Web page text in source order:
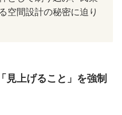
空間設計の秘密に迫り
見上げること」を強制